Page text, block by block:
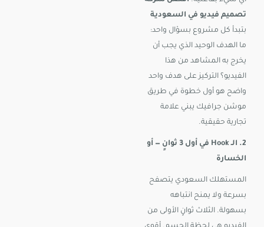
تصميم فيديو في السعودية
بتبدأ كل مشروع بسؤال واحد:
ما الهدف الوحيد الذي يجب أن
يخرج به المشاهد من هذا
الفيديو؟ التركيز على هدف واحد
واضح هو أول خطوة في طريق
موشن جرافيك يبني علامة
تجارية حقيقية.
2. الـ Hook في أول 3 ثوانٍ — أو
الخسارة
المستهلك السعودي يتصفح
بسرعة ولا يمنح انتباهه
بسهولة. الثلاث ثوانٍ الأولى من